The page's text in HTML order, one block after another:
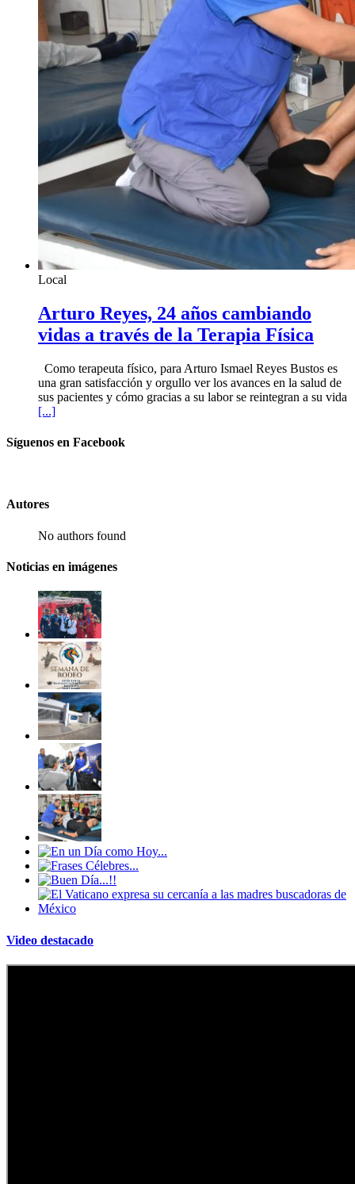
Local
Arturo Reyes, 24 años cambiando
vidas a través de la Terapia Física
Como terapeuta físico, para Arturo Ismael Reyes Bustos es
una gran satisfacción y orgullo ver los avances en la salud de
sus pacientes y cómo gracias a su labor se reintegran a su vida
[...]
Síguenos en Facebook
Autores
No authors found
Noticias en imágenes
Video destacado